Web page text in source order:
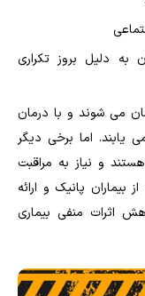
دلیل بروز تکراری
می شوند و با درمان
یابند. اما برخی دیگر
و نیاز به مراقبت
پانیک و ارائه
اثرات منفی بیماری